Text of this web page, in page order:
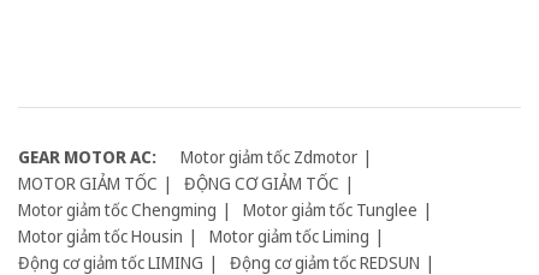
GEAR MOTOR AC:
Motor giảm tốc Zdmotor
MOTOR GIẢM TỐC
ĐỘNG CƠ GIẢM TỐC
Motor giảm tốc Chengming
Motor giảm tốc Tunglee
Motor giảm tốc Housin
Motor giảm tốc Liming
Động cơ giảm tốc LIMING
Động cơ giảm tốc REDSUN